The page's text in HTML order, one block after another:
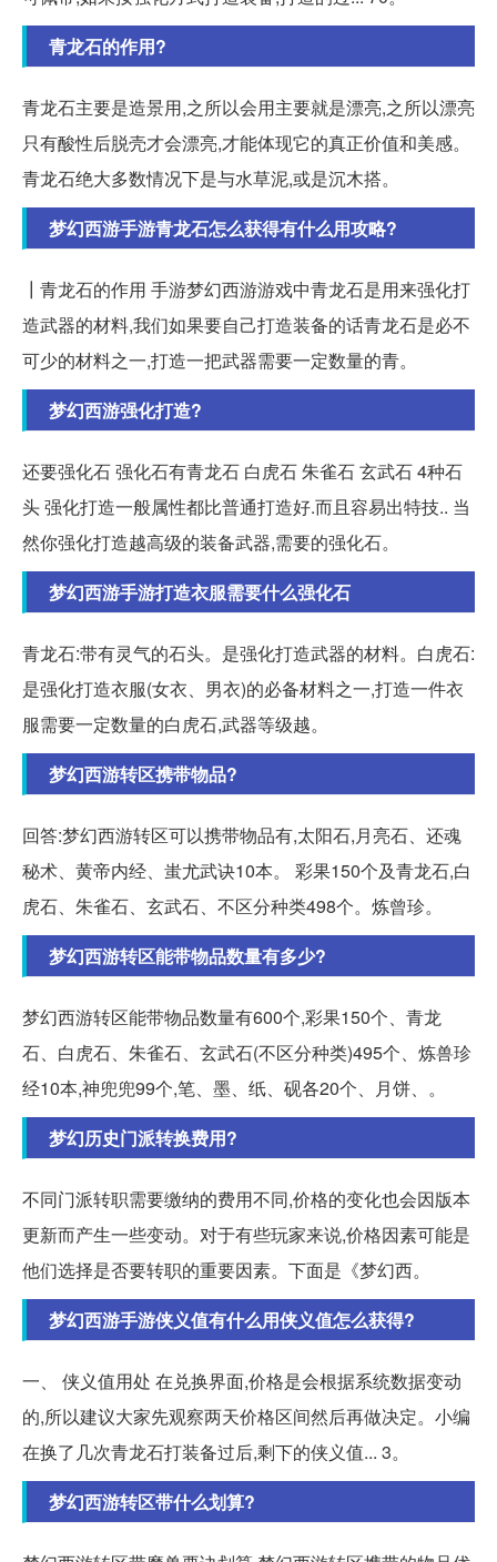
青龙石的作用?
青龙石主要是造景用,之所以会用主要就是漂亮,之所以漂亮
只有酸性后脱壳才会漂亮,才能体现它的真正价值和美感。
青龙石绝大多数情况下是与水草泥,或是沉木搭。
梦幻西游手游青龙石怎么获得有什么用攻略?
┃青龙石的作用 手游梦幻西游游戏中青龙石是用来强化打
造武器的材料,我们如果要自己打造装备的话青龙石是必不
可少的材料之一,打造一把武器需要一定数量的青。
梦幻西游强化打造?
还要强化石 强化石有青龙石 白虎石 朱雀石 玄武石 4种石
头 强化打造一般属性都比普通打造好.而且容易出特技.. 当
然你强化打造越高级的装备武器,需要的强化石。
梦幻西游手游打造衣服需要什么强化石
青龙石:带有灵气的石头。是强化打造武器的材料。白虎石:
是强化打造衣服(女衣、男衣)的必备材料之一,打造一件衣
服需要一定数量的白虎石,武器等级越。
梦幻西游转区携带物品?
回答:梦幻西游转区可以携带物品有,太阳石,月亮石、还魂
秘术、黄帝内经、蚩尤武诀10本。 彩果150个及青龙石,白
虎石、朱雀石、玄武石、不区分种类498个。炼曾珍。
梦幻西游转区能带物品数量有多少?
梦幻西游转区能带物品数量有600个,彩果150个、青龙
石、白虎石、朱雀石、玄武石(不区分种类)495个、炼兽珍
经10本,神兜兜99个,笔、墨、纸、砚各20个、月饼、。
梦幻历史门派转换费用?
不同门派转职需要缴纳的费用不同,价格的变化也会因版本
更新而产生一些变动。对于有些玩家来说,价格因素可能是
他们选择是否要转职的重要因素。下面是《梦幻西。
梦幻西游手游侠义值有什么用侠义值怎么获得?
一、 侠义值用处 在兑换界面,价格是会根据系统数据变动
的,所以建议大家先观察两天价格区间然后再做决定。小编
在换了几次青龙石打装备过后,剩下的侠义值... 3。
梦幻西游转区带什么划算?